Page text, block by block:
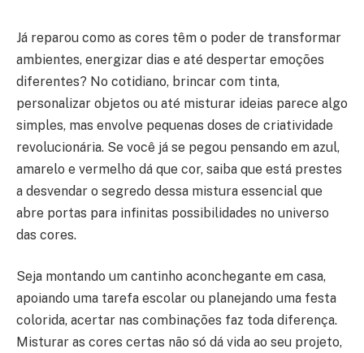
Já reparou como as cores têm o poder de transformar
ambientes, energizar dias e até despertar emoções
diferentes? No cotidiano, brincar com tinta,
personalizar objetos ou até misturar ideias parece algo
simples, mas envolve pequenas doses de criatividade
revolucionária. Se você já se pegou pensando em azul,
amarelo e vermelho dá que cor, saiba que está prestes
a desvendar o segredo dessa mistura essencial que
abre portas para infinitas possibilidades no universo
das cores.
Seja montando um cantinho aconchegante em casa,
apoiando uma tarefa escolar ou planejando uma festa
colorida, acertar nas combinações faz toda diferença.
Misturar as cores certas não só dá vida ao seu projeto,